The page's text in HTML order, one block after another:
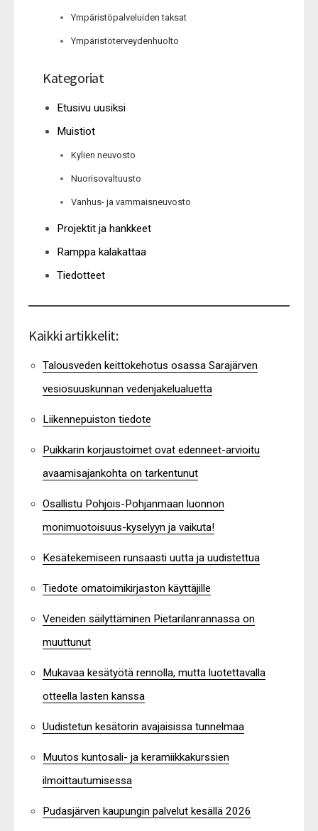
Ympäristöpalveluiden taksat
Ympäristöterveydenhuolto
Kategoriat
Etusivu uusiksi
Muistiot
Kylien neuvosto
Nuorisovaltuusto
Vanhus- ja vammaisneuvosto
Projektit ja hankkeet
Ramppa kalakattaa
Tiedotteet
Kaikki artikkelit:
Talousveden keittokehotus osassa Sarajärven
vesiosuuskunnan vedenjakelualuetta
Liikennepuiston tiedote
Puikkarin korjaustoimet ovat edenneet-arvioitu
avaamisajankohta on tarkentunut
Osallistu Pohjois-Pohjanmaan luonnon
monimuotoisuus-kyselyyn ja vaikuta!
Kesätekemiseen runsaasti uutta ja uudistettua
Tiedote omatoimikirjaston käyttäjille
Veneiden säilyttäminen Pietarilanrannassa on
muuttunut
Mukavaa kesätyötä rennolla, mutta luotettavalla
otteella lasten kanssa
Uudistetun kesätorin avajaisissa tunnelmaa
Muutos kuntosali- ja keramiikkakurssien
ilmoittautumisessa
Pudasjärven kaupungin palvelut kesällä 2026